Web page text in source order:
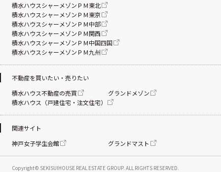
Copyright© SEKISUIHOUSE REAL ESTATE GROUP. ALL RIGHTS RESERVED.
積水ハウスシャーメゾンＰＭ東北
積水ハウスシャーメゾンＰＭ東京
積水ハウスシャーメゾンＰＭ中部
積水ハウスシャーメゾンＰＭ関西
積水ハウスシャーメゾンＰＭ中国四国
積水ハウスシャーメゾンＰＭ九州
不動産を買いたい・売りたい
積水ハウス不動産の売買
グランドメゾン
積水ハウス（戸建住宅・注文住宅）
関連サイト
神戸女子学生会館
グランドマスト